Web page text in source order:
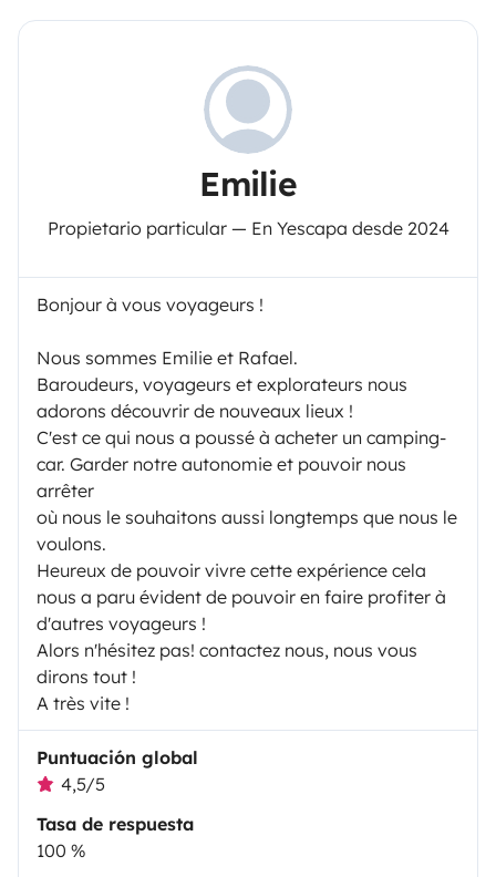
Emilie
Propietario particular — En Yescapa desde 2024
Bonjour à vous voyageurs !
Nous sommes Emilie et Rafael.
Baroudeurs, voyageurs et explorateurs nous
adorons découvrir de nouveaux lieux !
C'est ce qui nous a poussé à acheter un camping-
car. Garder notre autonomie et pouvoir nous
arrêter
où nous le souhaitons aussi longtemps que nous le
voulons.
Heureux de pouvoir vivre cette expérience cela
nous a paru évident de pouvoir en faire profiter à
d'autres voyageurs !
Alors n'hésitez pas! contactez nous, nous vous
dirons tout !
A très vite !
Puntuación global
4,5/5
Tasa de respuesta
100 %